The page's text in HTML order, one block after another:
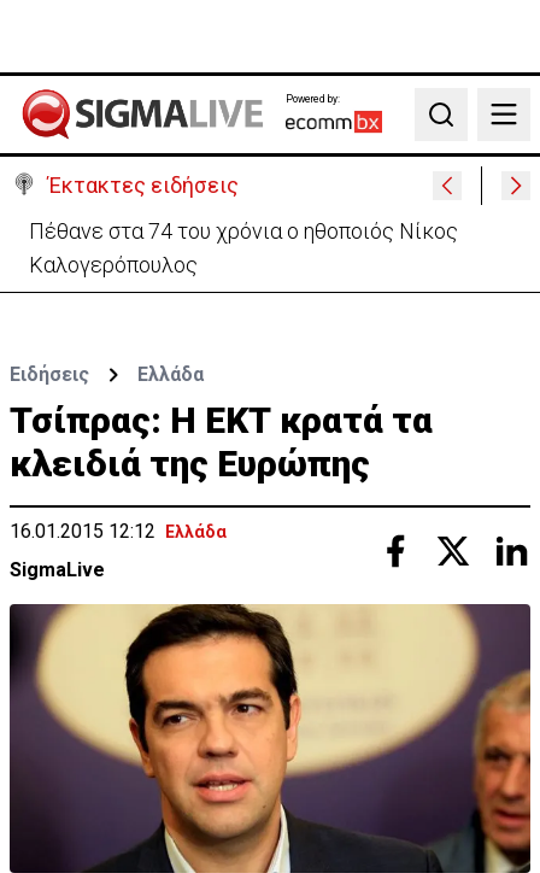
Powered by:
Search
Έκτακτες ειδήσεις
Πέθανε στα 74 του χρόνια ο ηθοποιός Νίκος
Καλογερόπουλος
Ειδήσεις Ελλάδα
Τσίπρας: Η ΕΚΤ κρατά τα
κλειδιά της Ευρώπης
16.01.2015 12:12 Ελλάδα
SigmaLive